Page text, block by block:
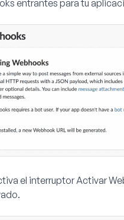
entrantes para tu
el interruptorActivar
.